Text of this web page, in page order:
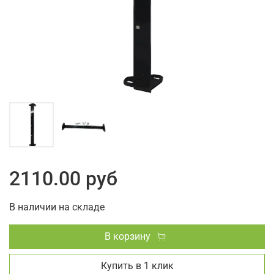
2110.00 руб
В наличии на складе
В корзину
Купить в 1 клик